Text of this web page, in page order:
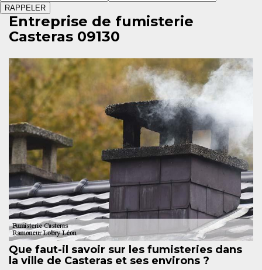
Entreprise de fumisterie
Casteras 09130
Que faut-il savoir sur les fumisteries dans
la ville de Casteras et ses environs ?